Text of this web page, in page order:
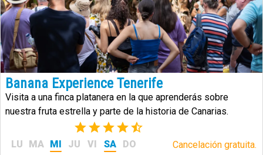
Banana Experience Tenerife
Visita a una finca platanera en la que aprenderás sobre
nuestra fruta estrella y parte de la historia de Canarias.
(6)
LU MA MI JU VI SA DO Cancelación gratuita.